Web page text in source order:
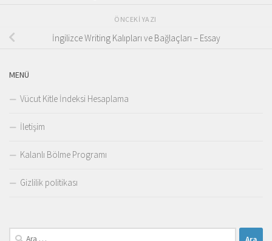
ÖNCEKI YAZI
İngilizce Writing Kalıpları ve Bağlaçları – Essay
MENÜ
Vücut Kitle İndeksi Hesaplama
İletişim
Kalanlı Bölme Programı
Gizlilik politikası
Arama: